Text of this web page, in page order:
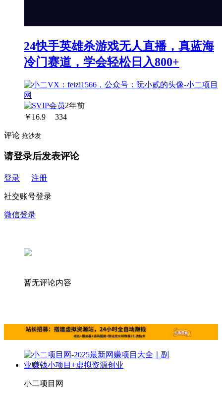
24快手英雄杀游戏无人直播，真蓝海
冷门赛道，学会轻松日入800+
2年前
￥ 16.9 334
评论 抢沙发
请登录后发表评论
登录 注册
社交账号登录
微信登录
暂无评论内容
小二项目网